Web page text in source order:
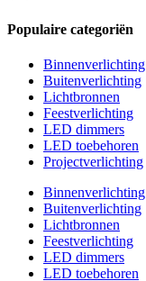
Populaire categoriën
Binnenverlichting
Buitenverlichting
Lichtbronnen
Feestverlichting
LED dimmers
LED toebehoren
Projectverlichting
Binnenverlichting
Buitenverlichting
Lichtbronnen
Feestverlichting
LED dimmers
LED toebehoren